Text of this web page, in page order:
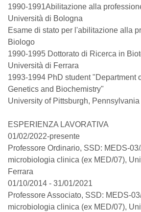
1990-1991Abilitazione alla
Università di Bologna
Esame di stato per l'abilitazione alla
Biologo
1990-1995 Dottorato di Ricerca in
Università di Ferrara
1993-1994 PhD student "Department
Genetics and Biochemistry"
University of Pittsburgh,
ESPERIENZA LAVORATIVA
01/02/2022-presente
Professore Ordinario, SSD: MEDS-
microbiologia clinica (ex MED/07),
Ferrara
01/10/2014 - 31/01/2021
Professore Associato, SSD: MEDS-
microbiologia clinica (ex MED/07),